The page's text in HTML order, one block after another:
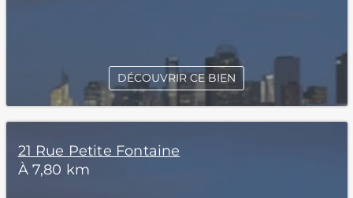
DÉCOUVRIR CE BIEN
21 Rue Petite Fontaine
À 7,80 km